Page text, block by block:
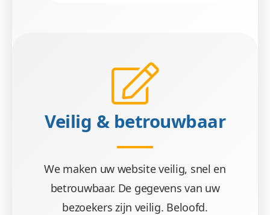
Veilig & betrouwbaar
We maken uw website veilig, snel en
betrouwbaar. De gegevens van uw
bezoekers zijn veilig. Beloofd.
Geen gestuntel. U beheert uw website